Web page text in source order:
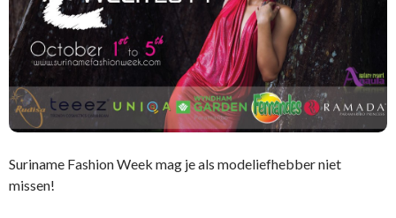
Suriname Fashion Week mag je als modeliefhebber niet
missen!